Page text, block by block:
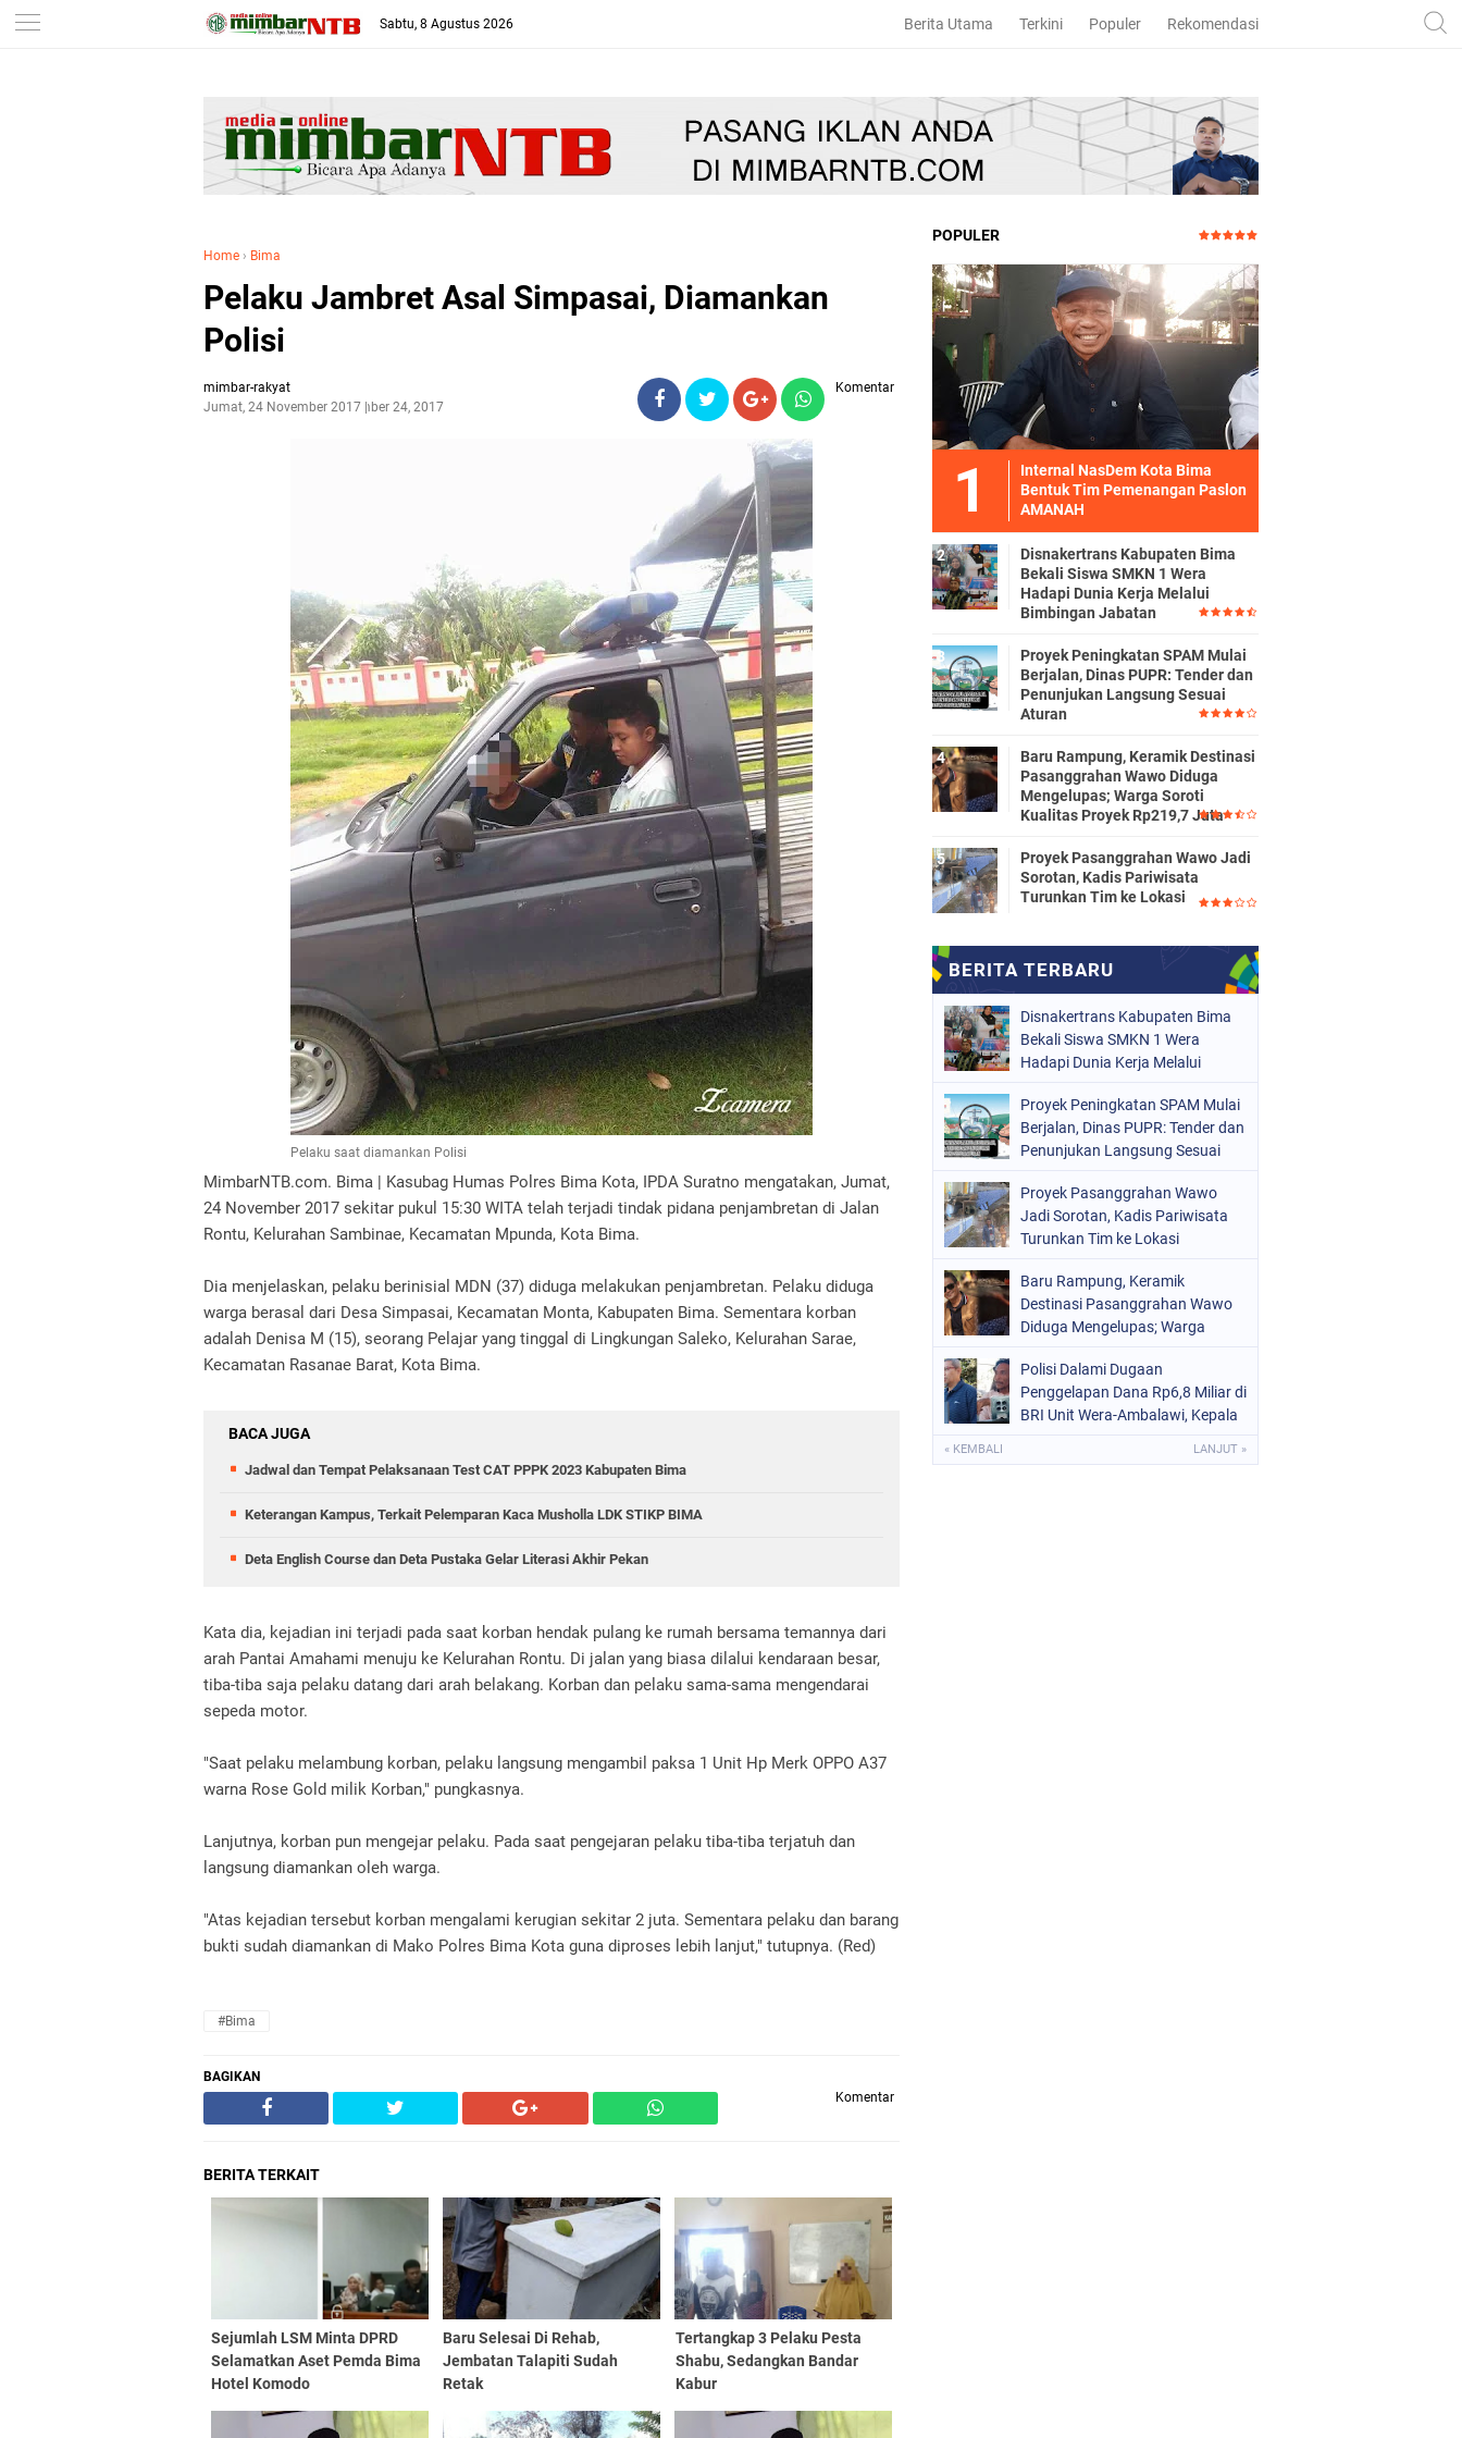
-->
Sabtu, 8 Agustus 2026 Berita Utama Terkini Populer Rekomendasi
Home › Bima
Pelaku Jambret Asal Simpasai, Diamankan
Polisi
mimbar-rakyat
Jumat, 24 November 2017November 24, 2017
Komentar
Pelaku saat diamankan Polisi
MimbarNTB.com. Bima | Kasubag Humas Polres Bima Kota, IPDA Suratno mengatakan, Jumat,
24 November 2017 sekitar pukul 15:30 WITA telah terjadi tindak pidana penjambretan di Jalan
Rontu, Kelurahan Sambinae, Kecamatan Mpunda, Kota Bima.
Dia menjelaskan, pelaku berinisial MDN (37) diduga melakukan penjambretan. Pelaku diduga
warga berasal dari Desa Simpasai, Kecamatan Monta, Kabupaten Bima. Sementara korban
adalah Denisa M (15), seorang Pelajar yang tinggal di Lingkungan Saleko, Kelurahan Sarae,
Kecamatan Rasanae Barat, Kota Bima.
BACA JUGA
Jadwal dan Tempat Pelaksanaan Test CAT PPPK 2023 Kabupaten Bima
Keterangan Kampus, Terkait Pelemparan Kaca Musholla LDK STIKP BIMA
Deta English Course dan Deta Pustaka Gelar Literasi Akhir Pekan
Kata dia, kejadian ini terjadi pada saat korban hendak pulang ke rumah bersama temannya dari
arah Pantai Amahami menuju ke Kelurahan Rontu. Di jalan yang biasa dilalui kendaraan besar,
tiba-tiba saja pelaku datang dari arah belakang. Korban dan pelaku sama-sama mengendarai
sepeda motor.
"Saat pelaku melambung korban, pelaku langsung mengambil paksa 1 Unit Hp Merk OPPO A37
warna Rose Gold milik Korban," pungkasnya.
Lanjutnya, korban pun mengejar pelaku. Pada saat pengejaran pelaku tiba-tiba terjatuh dan
langsung diamankan oleh warga.
"Atas kejadian tersebut korban mengalami kerugian sekitar 2 juta. Sementara pelaku dan barang
bukti sudah diamankan di Mako Polres Bima Kota guna diproses lebih lanjut," tutupnya. (Red)
#Bima
BAGIKAN
Komentar
BERITA TERKAIT
Sejumlah LSM Minta DPRD
Selamatkan Aset Pemda Bima
Hotel Komodo
Baru Selesai Di Rehab,
Jembatan Talapiti Sudah
Retak
Tertangkap 3 Pelaku Pesta
Shabu, Sedangkan Bandar
Kabur
POPULER
Internal NasDem Kota Bima
Bentuk Tim Pemenangan Paslon
AMANAH
Disnakertrans Kabupaten Bima
Bekali Siswa SMKN 1 Wera
Hadapi Dunia Kerja Melalui
Bimbingan Jabatan
Proyek Peningkatan SPAM Mulai
Berjalan, Dinas PUPR: Tender dan
Penunjukan Langsung Sesuai
Aturan
Baru Rampung, Keramik Destinasi
Pasanggrahan Wawo Diduga
Mengelupas; Warga Soroti
Kualitas Proyek Rp219,7 Juta
Proyek Pasanggrahan Wawo Jadi
Sorotan, Kadis Pariwisata
Turunkan Tim ke Lokasi
Disnakertrans Kabupaten Bima
Bekali Siswa SMKN 1 Wera
Hadapi Dunia Kerja Melalui
Proyek Peningkatan SPAM Mulai
Berjalan, Dinas PUPR: Tender dan
Penunjukan Langsung Sesuai
Proyek Pasanggrahan Wawo
Jadi Sorotan, Kadis Pariwisata
Turunkan Tim ke Lokasi
Baru Rampung, Keramik
Destinasi Pasanggrahan Wawo
Diduga Mengelupas; Warga
Juta
Polisi Dalami Dugaan
Penggelapan Dana Rp6,8 Miliar di
BRI Unit Wera-Ambalawi, Kepala
« KEMBALI LANJUT »